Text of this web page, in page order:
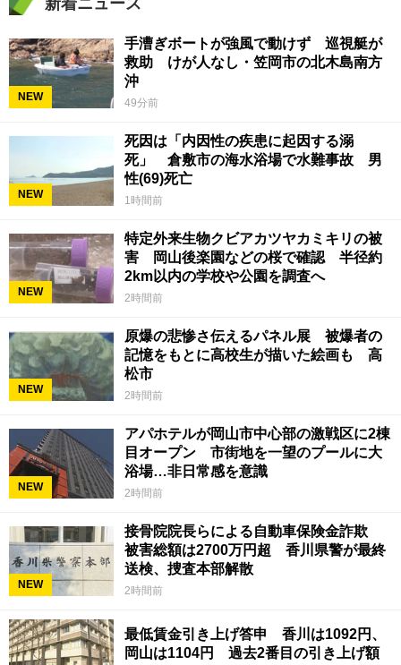
新着ニュース
NEW
手漕ぎボートが強風で動けず 巡視艇が
救助 けが人なし・笠岡市の北木島南方
沖
49分前
NEW
死因は「内因性の疾患に起因する溺
死」 倉敷市の海水浴場で水難事故 男
性(69)死亡
1時間前
NEW
特定外来生物クビアカツヤカミキリの被
害 岡山後楽園などの桜で確認 半径約
2km以内の学校や公園を調査へ
2時間前
NEW
原爆の悲惨さ伝えるパネル展 被爆者の
記憶をもとに高校生が描いた絵画も 高
松市
2時間前
NEW
アパホテルが岡山市中心部の激戦区に2棟
目オープン 市街地を一望のプールに大
浴場…非日常感を意識
2時間前
NEW
接骨院院長らによる自動車保険金詐欺
被害総額は2700万円超 香川県警が最終
送検、捜査本部解散
2時間前
最低賃金引き上げ答申 香川は1092円、
岡山は1104円 過去2番目の引き上げ額